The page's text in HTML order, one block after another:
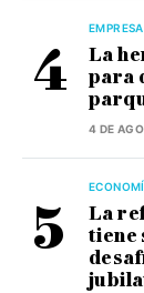
La
para
4 DE
La
tiene